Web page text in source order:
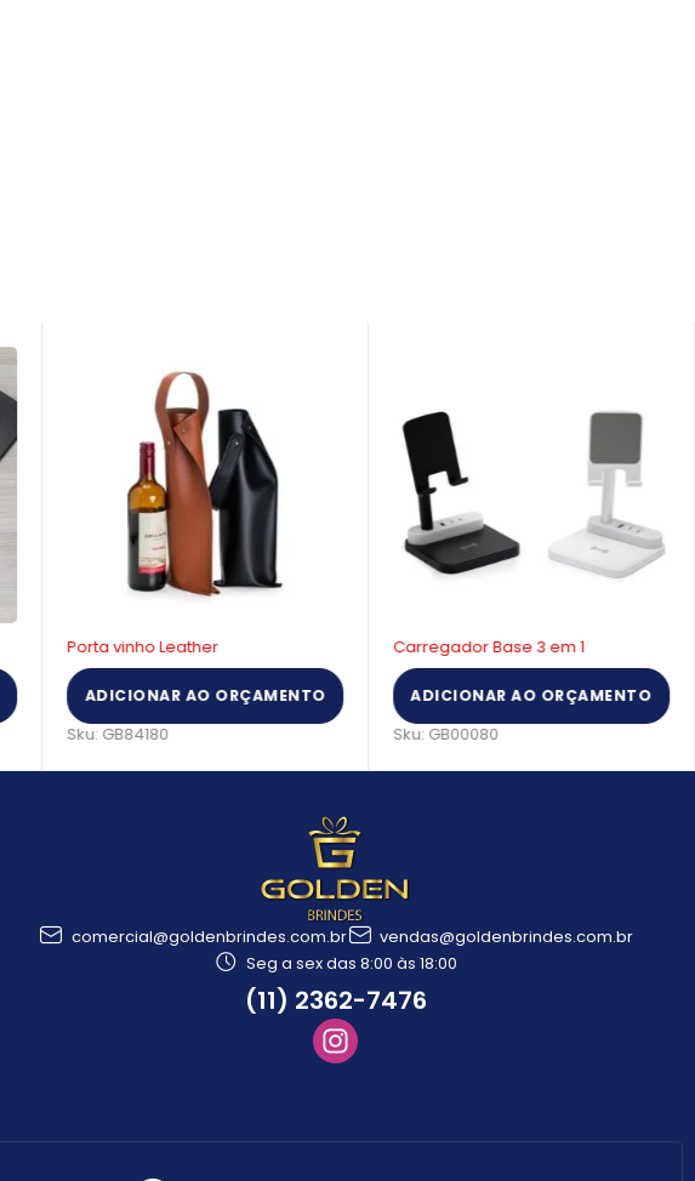
Porta vinho Leather
ADICIONAR AO ORÇAMENTO
Sku: GB84180
Carregador Base 3 em 1
ADICIONAR AO ORÇAMENTO
Sku: GB00080
comercial@goldenbrindes.com.br
vendas@goldenbrindes.com.br
Seg a sex das 8:00 às 18:00
(11) 2362-7476